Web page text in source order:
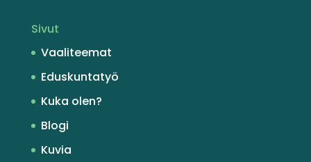
Sivut
Vaaliteemat
Eduskuntatyö
Kuka olen?
Blogi
Kuvia